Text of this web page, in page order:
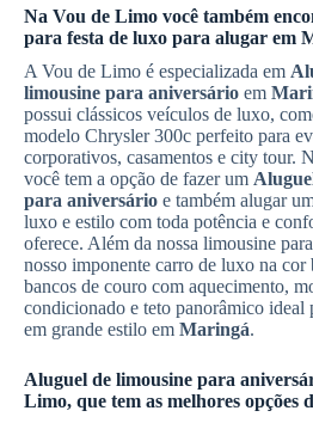
Na Vou de Limo você também
para festa de luxo para alugar em
A Vou de Limo é especializada em
limousine para aniversário em
possui clássicos veículos de luxo,
modelo Chrysler 300c perfeito para
corporativos, casamentos e city tour.
você tem a opção de fazer um
para aniversário e também alugar
luxo e estilo com toda potência e
oferece. Além da nossa limousine
nosso imponente carro de luxo na cor
bancos de couro com aquecimento,
condicionado e teto panorâmico ideal
em grande estilo em Maringá.
Aluguel de limousine para
Limo, que tem as melhores opções